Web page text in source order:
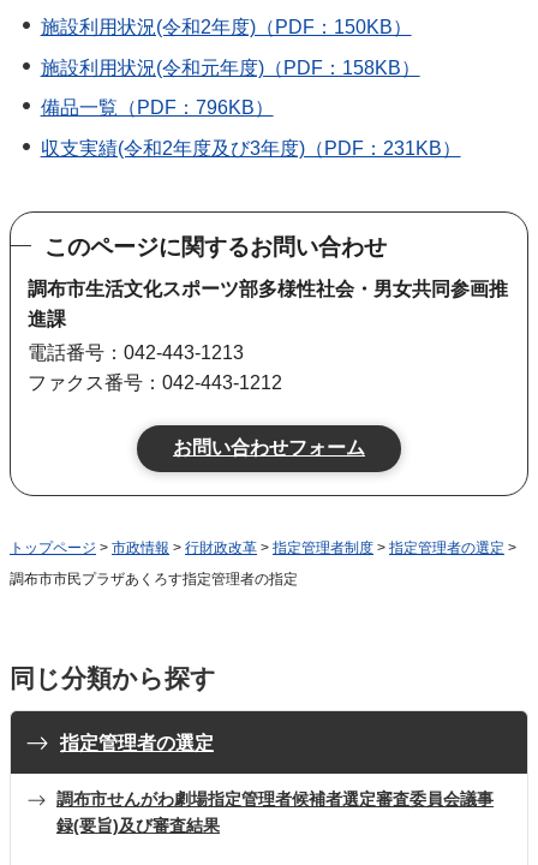
施設利用状況(令和2年度)（PDF：150KB）
施設利用状況(令和元年度)（PDF：158KB）
備品一覧（PDF：796KB）
収支実績(令和2年度及び3年度)（PDF：231KB）
このページに関するお問い合わせ
調布市生活文化スポーツ部多様性社会・男女共同参画推
進課
電話番号：042-443-1213
ファクス番号：042-443-1212
トップページ > 市政情報 > 行財政改革 > 指定管理者制度 > 指定管理者の選定 >
調布市市民プラザあくろす指定管理者の指定
同じ分類から探す
指定管理者の選定
調布市せんがわ劇場指定管理者候補者選定審査委員会議事
録(要旨)及び審査結果